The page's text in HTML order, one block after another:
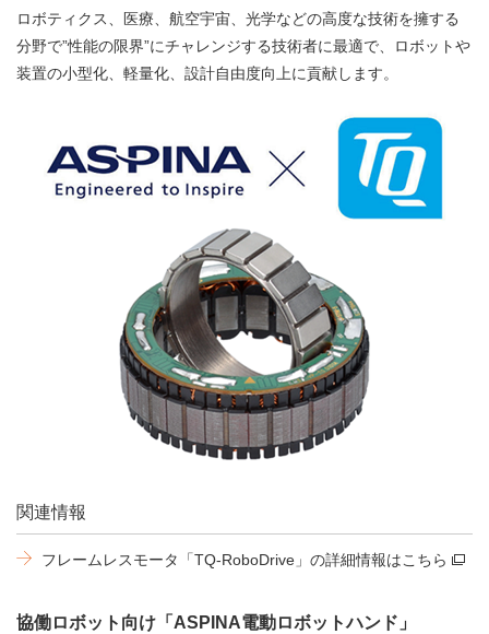
ロボティクス、医療、航空宇宙、光学などの高度な技術を擁する
分野で”性能の限界”にチャレンジする技術者に最適で、ロボットや
装置の小型化、軽量化、設計自由度向上に貢献します。
関連情報
フレームレスモータ「TQ-RoboDrive」の詳細情報はこちら
協働ロボット向け「ASPINA電動ロボットハンド」